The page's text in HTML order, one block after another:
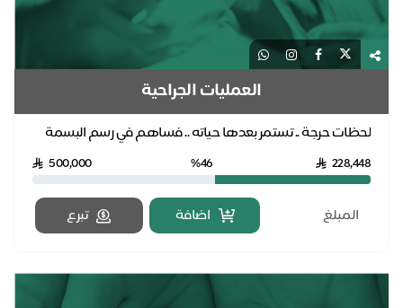
العمليات الجراحية
لحظات حرجة .. تستمر بعدها حياته .. فساهم في رسم البسمة
للمريض وأسرته بدعمك للعمليات الجراحية للمحتاج...
228,448
500,000
اضافة تبرع